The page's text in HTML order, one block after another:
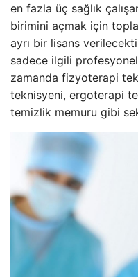
en fazla üç sağlık
birimini açmak için
ayrı bir lisans
sadece ilgili
zamanda fizyoterapi
teknisyeni, ergoterapi
temizlik memuru gibi